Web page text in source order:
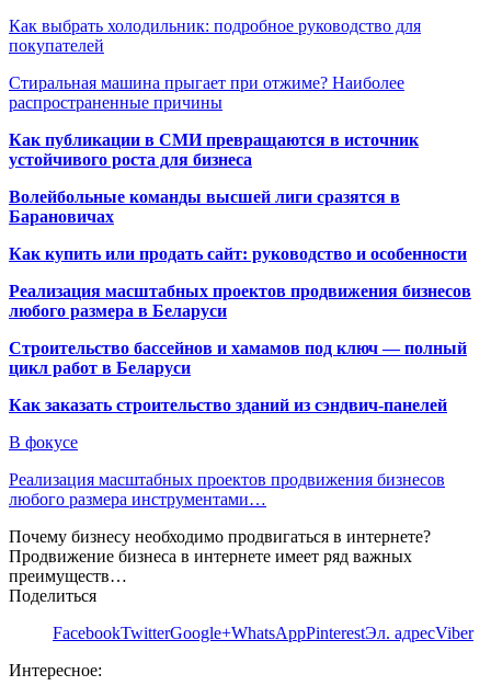
Как выбрать холодильник: подробное руководство для
покупателей
Стиральная машина прыгает при отжиме? Наиболее
распространенные причины
Как публикации в СМИ превращаются в источник
устойчивого роста для бизнеса
Волейбольные команды высшей лиги сразятся в
Барановичах
Как купить или продать сайт: руководство и особенности
Реализация масштабных проектов продвижения бизнесов
любого размера в Беларуси
Строительство бассейнов и хамамов под ключ — полный
цикл работ в Беларуси
Как заказать строительство зданий из сэндвич-панелей
В фокусе
Реализация масштабных проектов продвижения бизнесов
любого размера инструментами…
Почему бизнесу необходимо продвигаться в интернете?
Продвижение бизнеса в интернете имеет ряд важных
преимуществ…
Поделиться
FacebookTwitterGoogle+WhatsAppPinterestЭл. адресViber
Интересное: